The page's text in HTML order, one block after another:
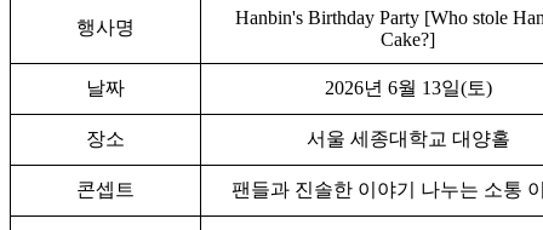
행사명
Hanbin's Birthday Party [Who stole
Cake?]
날짜 2026년 6월 13일(토)
장소 서울 세종대학교 대양홀
콘셉트 팬들과 진솔한 이야기 나누는 소통